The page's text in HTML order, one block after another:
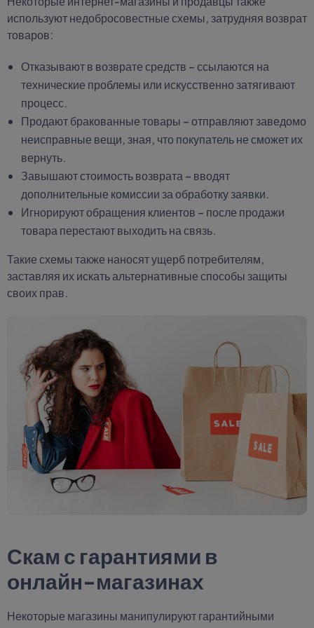
используют недобросовестные схемы, затрудняя возврат
товаров:
Отказывают в возврате средств – ссылаются на
технические проблемы или искусственно затягивают
процесс.
Продают бракованные товары – отправляют заведомо
неисправные вещи, зная, что покупатель не сможет их
вернуть.
Завышают стоимость возврата – вводят
дополнительные комиссии за обработку заявки.
Игнорируют обращения клиентов – после продажи
товара перестают выходить на связь.
Такие схемы также наносят ущерб потребителям,
заставляя их искать альтернативные способы защиты
своих прав.
Скам с гарантиями в
онлайн-магазинах
Некоторые магазины манипулируют гарантийными